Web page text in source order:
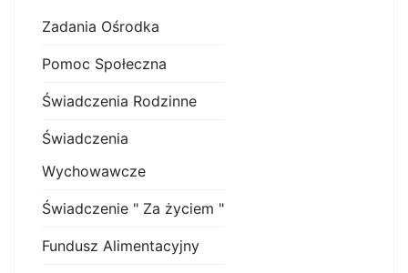
Zadania Ośrodka
Pomoc Społeczna
Świadczenia Rodzinne
Świadczenia
Wychowawcze
Świadczenie " Za życiem "
Fundusz Alimentacyjny